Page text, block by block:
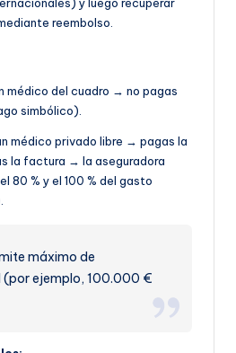
reembolso.
médico del cuadro → no pagas
simbólico).
médico privado libre → pagas la
la factura → la aseguradora
80 % y el 100 % del gasto
máximo de
(por ejemplo, 100.000 €